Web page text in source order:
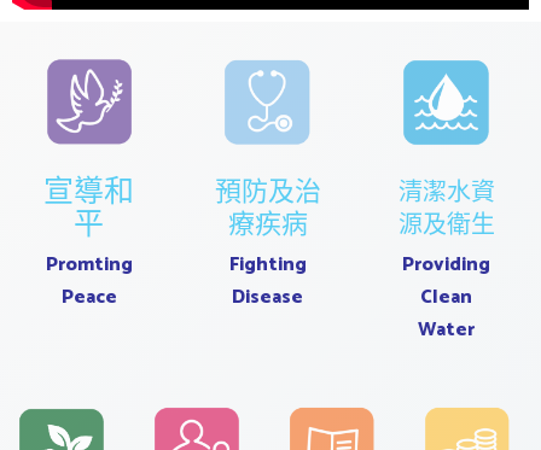
宣導和
平
Promting
Peace
預防及治
療疾病
Fighting
Disease
清潔水資
源及衛生
Providing
Clean
Water